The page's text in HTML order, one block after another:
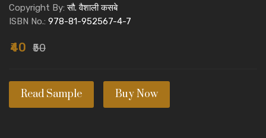
Copyright By:सौ. वैशाली कसबे
ISBN No.: 978-81-952567-4-7
₹40 ₹50
Read Sample Buy Now